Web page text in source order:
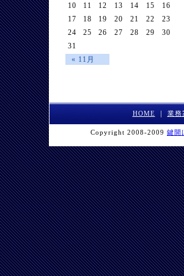
« 11月
10
11 12 13 14 15
16
17
18 19 20 21 22
23
24
25 26 27 28 29
30
31
HOME ｜ 業務
Copyright 2008-2009 鍵開